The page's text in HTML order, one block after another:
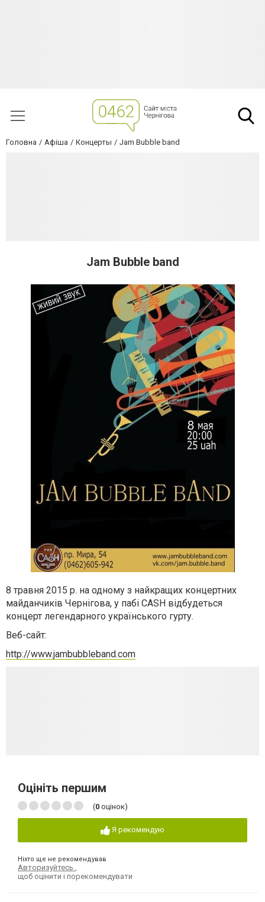
Головна Афіша Концерты Jam Bubble band
Jam Bubble band
8 травня 2015 р. на одному з найкращих концертних
майданчиків Чернiгова, у пабi CASH відбудеться
концерт легендарного українського гурту.
Веб-сайт:
http://www.jambubbleband.com
Оцініть першим
(0 оцінок)
Я рекомендую
Ніхто ще не рекомендував
Авторизуйтесь
щоб оцінити і порекомендувати